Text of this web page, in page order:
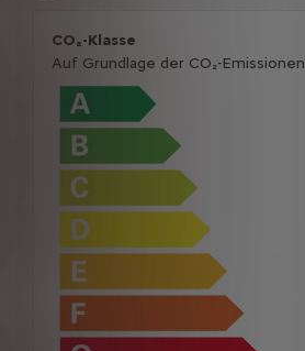
CO₂-Klasse
Auf Grundlage der CO₂-Emissionen